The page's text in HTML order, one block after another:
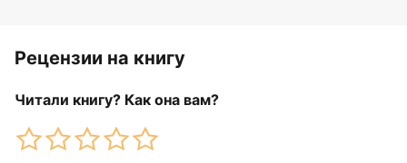
Рецензии на книгу
Читали книгу? Как она вам?